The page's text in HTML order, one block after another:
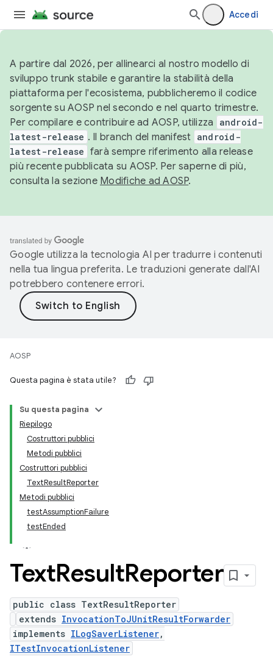
Accedi
A partire dal 2026, per allinearci al nostro modello di
sviluppo trunk stabile e garantire la stabilità della
piattaforma per l'ecosistema, pubblicheremo il codice
sorgente su AOSP nel secondo e nel quarto trimestre.
Per compilare e contribuire ad AOSP, utilizza
android-
latest-release . Il branch del manifest android-
latest-release farà sempre riferimento alla release
più recente pubblicata su AOSP. Per saperne di più,
consulta la sezione Modifiche ad AOSP.
Google utilizza la tecnologia AI per tradurre i contenuti
nella tua lingua preferita. Le traduzioni generate dall'AI
potrebbero contenere errori.
AOSP
Questa pagina è stata utile?
Su questa pagina
Riepilogo
Costruttori pubblici
Metodi pubblici
Costruttori pubblici
TextResultReporter
Metodi pubblici
testAssumptionFailure
testEnded
TextResultReporter
public class TextResultReporter
extends InvocationToJUnitResultForwarder
implements ILogSaverListener,
ITestInvocationListener